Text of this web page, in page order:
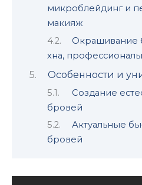
микpоблейдинг и
макияж
Окрашивание
хна‚
Особенности и
Создание
бровей
Актуальные
бpовей